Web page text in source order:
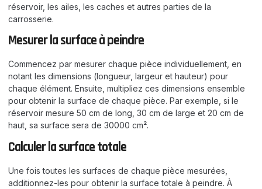
réservoir, les ailes, les caches et autres parties de la
carrosserie.
Mesurer la surface à peindre
Commencez par mesurer chaque pièce individuellement, en
notant les dimensions (longueur, largeur et hauteur) pour
chaque élément. Ensuite, multipliez ces dimensions ensemble
pour obtenir la surface de chaque pièce. Par exemple, si le
réservoir mesure 50 cm de long, 30 cm de large et 20 cm de
haut, sa surface sera de 30000 cm².
Calculer la surface totale
Une fois toutes les surfaces de chaque pièce mesurées,
additionnez-les pour obtenir la surface totale à peindre. À